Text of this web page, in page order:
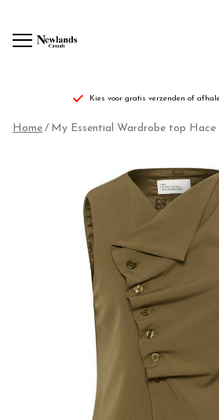
Kies voor gratis verzenden of
My
Essential
Wardrobe
Newlands
Casuals
Home My Essential Wardrobe top Hace